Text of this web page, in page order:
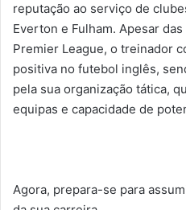
reputação ao serviço de
Everton e Fulham. Apesar
Premier League, o treinador
positiva no futebol inglês,
pela sua organização tática,
equipas e capacidade de
Agora, prepara-se para